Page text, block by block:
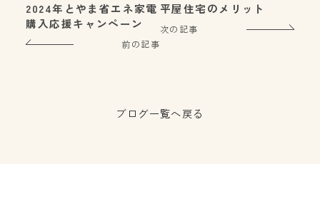
2024年とやま省エネ家電
購入応援キャンペーン
前の記事
平屋住宅のメリット
次の記事
ブログ一覧へ戻る